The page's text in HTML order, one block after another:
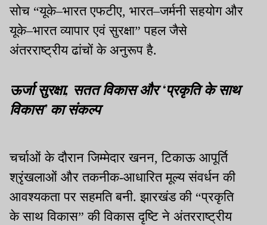
सोच “यूके–भारत एफटीए, भारत–जर्मनी सहयोग और
यूके–भारत व्यापार एवं सुरक्षा” पहल जैसे
अंतरराष्ट्रीय ढांचों के अनुरूप है.
ऊर्जा सुरक्षा, सतत विकास और ‘प्रकृति के साथ
विकास’ का संकल्प
चर्चाओं के दौरान जिम्मेदार खनन, टिकाऊ आपूर्ति
श्रृंखलाओं और तकनीक-आधारित मूल्य संवर्धन की
आवश्यकता पर सहमति बनी. झारखंड की “प्रकृति
के साथ विकास” की विकास दृष्टि ने अंतरराष्ट्रीय